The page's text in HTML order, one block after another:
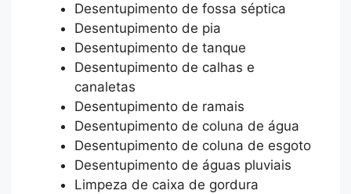
Desentupimento de fossa séptica
Desentupimento de pia
Desentupimento de tanque
Desentupimento de calhas e
canaletas
Desentupimento de ramais
Desentupimento de coluna de água
Desentupimento de coluna de esgoto
Desentupimento de águas pluviais
Limpeza de caixa de gordura